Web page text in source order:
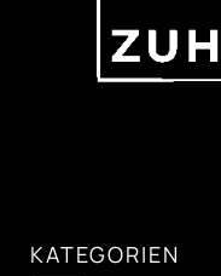
KATEGORIEN